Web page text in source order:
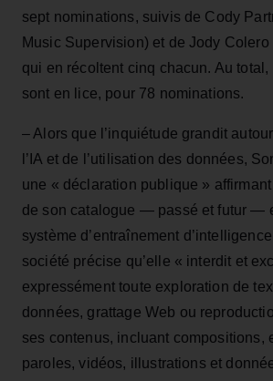
sept nominations, suivis de Cody
Music Supervision) et de Jody
qui en récoltent cinq chacun. Au total,
sont en lice, pour 78 nominations.
– Alors que l’inquiétude grandit
l’IA et de l’utilisation des données,
une « déclaration publique » affirmant
de son catalogue — passé et futur —
système d’entraînement
société précise qu’elle « interdit et
expressément toute exploration de
données, grattage Web ou
ses contenus, incluant compositions,
paroles, vidéos, illustrations et